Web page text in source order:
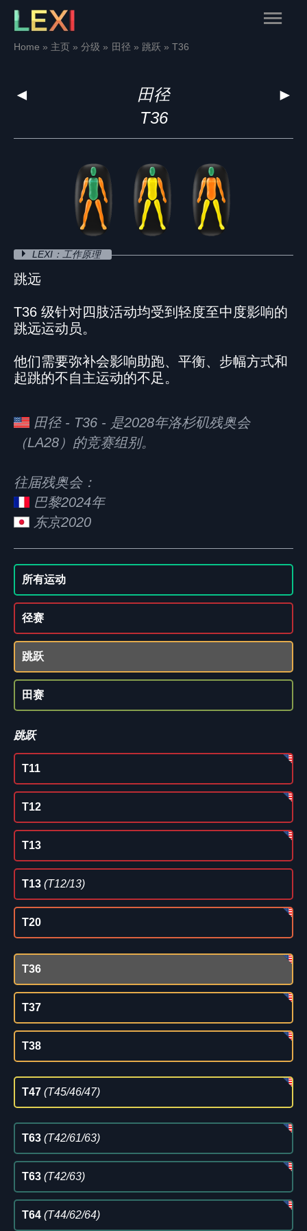
Skip
content
Main
Home 主页 分级 田径 跳跃 T36
◄ ►
田径
T36
LEXI：工作原理
跳远
T36 级针对四肢活动均受到轻度至中度影响的
跳远运动员。
他们需要弥补会影响助跑、平衡、步幅方式和
起跳的不自主运动的不足。
田径 - T36 - 是2028年洛杉矶残奥会
（LA28）的竞赛组别。
往届残奥会：
巴黎2024年
东京2020
所有运动
径赛
跳跃
田赛
跳跃
T11
T12
T13
T13 (T12/13)
T20
T36
T37
T38
T47 (T45/46/47)
T63 (T42/61/63)
T63 (T42/63)
T64 (T44/62/64)